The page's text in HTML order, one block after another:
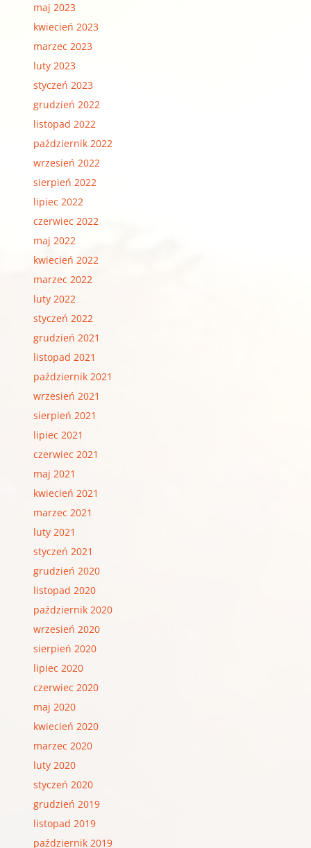
maj 2023
kwiecień 2023
marzec 2023
luty 2023
styczeń 2023
grudzień 2022
listopad 2022
październik 2022
wrzesień 2022
sierpień 2022
lipiec 2022
czerwiec 2022
maj 2022
kwiecień 2022
marzec 2022
luty 2022
styczeń 2022
grudzień 2021
listopad 2021
październik 2021
wrzesień 2021
sierpień 2021
lipiec 2021
czerwiec 2021
maj 2021
kwiecień 2021
marzec 2021
luty 2021
styczeń 2021
grudzień 2020
listopad 2020
październik 2020
wrzesień 2020
sierpień 2020
lipiec 2020
czerwiec 2020
maj 2020
kwiecień 2020
marzec 2020
luty 2020
styczeń 2020
grudzień 2019
listopad 2019
październik 2019